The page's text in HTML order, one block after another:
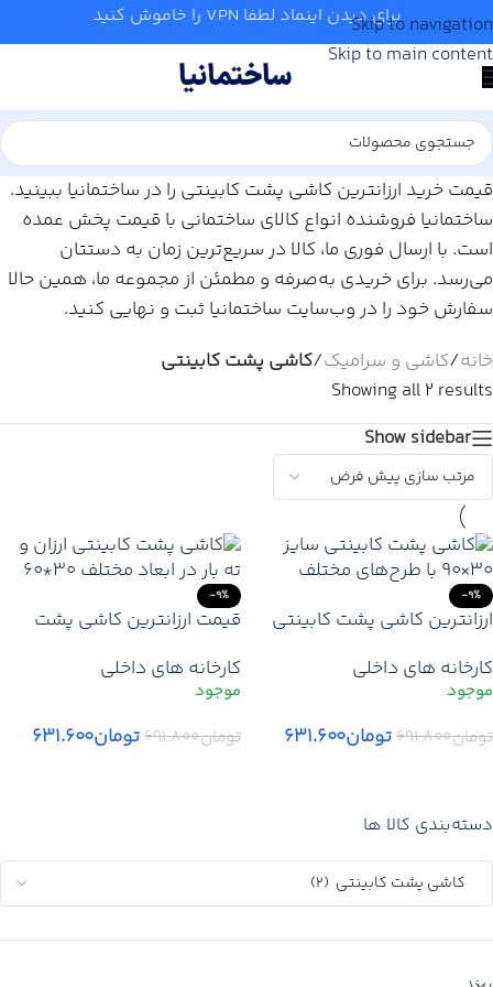
Skip to navigation
Skip to main content
برای دیدن اینماد لطفا VPN را خاموش کنید
قیمت خرید ارزانترین کاشی پشت کابینتی را در ساختمانیا ببینید.
ساختمانیا فروشنده انواع کالای ساختمانی با قیمت پخش عمده
است. با ارسال فوری ما، کالا در سریع‌ترین زمان به دستتان
می‌رسد. برای خریدی به‌صرفه و مطمئن از مجموعه ما، همین حالا
سفارش خود را در وب‌سایت ساختمانیا ثبت و نهایی کنید.
خانه/کاشی و سرامیک/کاشی پشت کابینتی
Showing all 2 results
Show sidebar
-9%
ارزانترین کاشی پشت کابینتی
30×90 درجه 1 و 2 + ارسال
سریع تهران کرج
کارخانه های داخلی
تومان۶۹۱.۸۰۰تومان۶۳۱.۶۰۰
-9%
قیمت ارزانترین کاشی پشت
ارسال سریع تهران و شهرستان
کارخانه های داخلی
تومان۶۹۱.۸۰۰تومان۶۳۱.۶۰۰
دسته‌بندی کالا ها